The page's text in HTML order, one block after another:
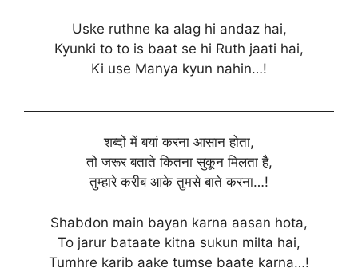
Uske ruthne ka alag hi andaz hai,
Kyunki to to is baat se hi Ruth jaati hai,
Ki use Manya kyun nahin…!
शब्दों में बयां करना आसान होता,
तो जरूर बताते कितना सुकून मिलता है,
तुम्हारे करीब आके तुमसे बाते करना…!
Shabdon main bayan karna aasan hota,
To jarur bataate kitna sukun milta hai,
Tumhre karib aake tumse baate karna…!